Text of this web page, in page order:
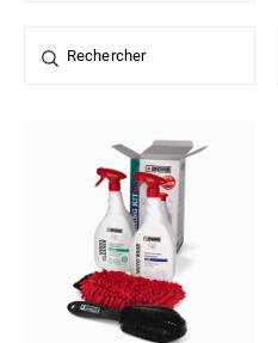
LA MARQUE
Compte
FR EN